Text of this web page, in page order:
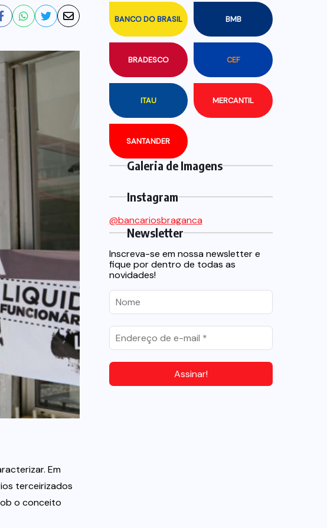
Em
terceirizados
o conceito
BANCO DO BRASIL BMB
BRADESCO CEF
ITAU MERCANTIL
SANTANDER
Galeria de Imagens
Instagram
@bancariosbraganca
Newsletter
Inscreva-se em nossa newsletter e
fique por dentro de todas as
novidades!